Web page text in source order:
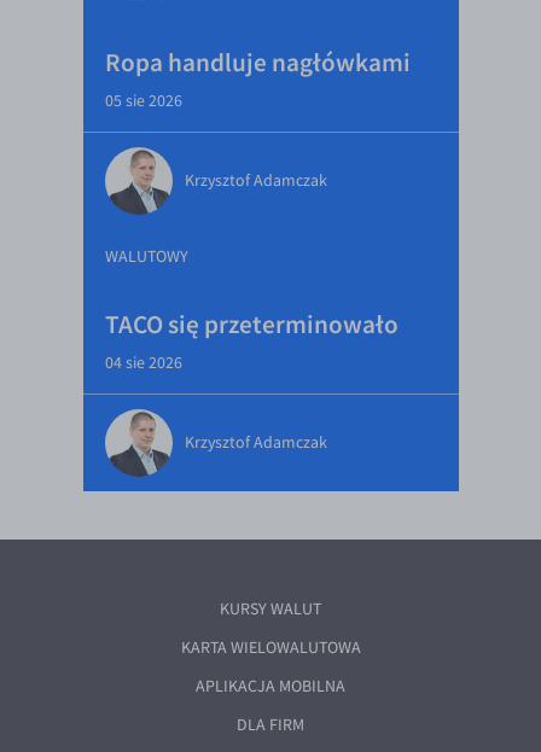
Ropa handluje nagłówkami
05 sie 2026
Krzysztof Adamczak
WALUTOWY
TACO się przeterminowało
04 sie 2026
Krzysztof Adamczak
KURSY WALUT
KARTA WIELOWALUTOWA
APLIKACJA MOBILNA
DLA FIRM